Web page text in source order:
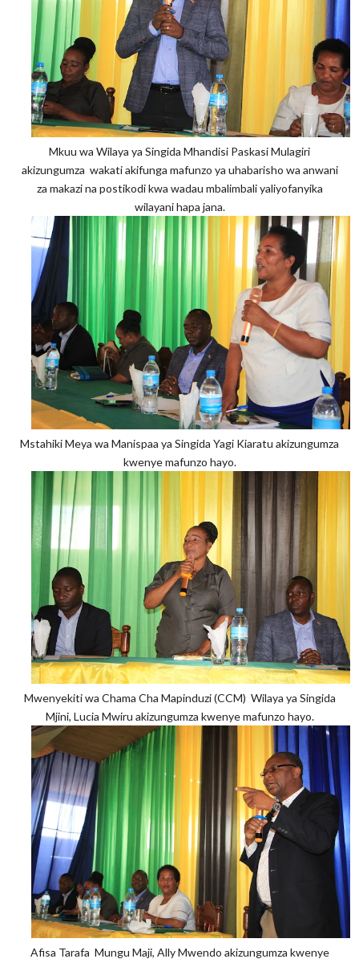
NAIBU KATIBU MKUU UJENZI
OSCAR ASSENGA-Aug 06 2026
Mkuu wa Wilaya ya Singida Mhandisi Paskasi Mulagiri
akizungumza wakati akifunga mafunzo ya uhabarisho wa anwani
za makazi na postikodi kwa wadau mbalimbali yaliyofanyika
wilayani hapa jana.
Mstahiki Meya wa Manispaa ya Singida Yagi Kiaratu akizungumza
kwenye mafunzo hayo.
Mwenyekiti wa Chama Cha Mapinduzi (CCM) Wilaya ya Singida
Mjini, Lucia Mwiru akizungumza kwenye mafunzo hayo.
Afisa Tarafa Mungu Maji, Ally Mwendo akizungumza kwenye